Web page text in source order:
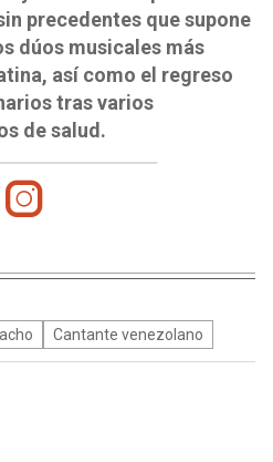
precedentes que supone
dúos musicales más
así como el regreso
tras varios
de salud.
Cantante venezolano